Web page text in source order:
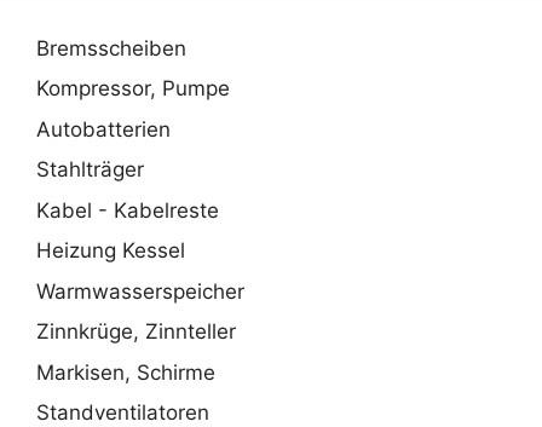
Bremsscheiben
Kompressor, Pumpe
Autobatterien
Stahlträger
Kabel - Kabelreste
Heizung Kessel
Warmwasserspeicher
Zinnkrüge, Zinnteller
Markisen, Schirme
Standventilatoren